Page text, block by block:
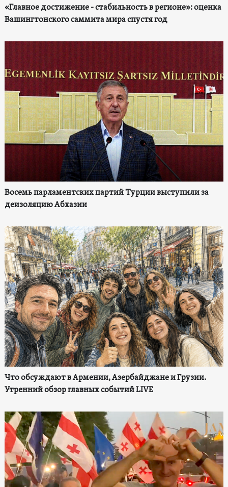
«Главное достижение - стабильность в регионе»: оценка
Вашингтонского саммита мира спустя год
Восемь парламентских партий Турции выступили за
деизоляцию Абхазии
Что обсуждают в Армении, Азербайджане и Грузии.
Утренний обзор главных событий LIVE